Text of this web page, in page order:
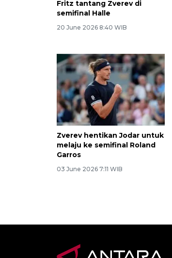
Fritz tantang Zverev di
semifinal Halle
20 June 2026 8:40 WIB
Zverev hentikan Jodar untuk
melaju ke semifinal Roland
Garros
03 June 2026 7:11 WIB